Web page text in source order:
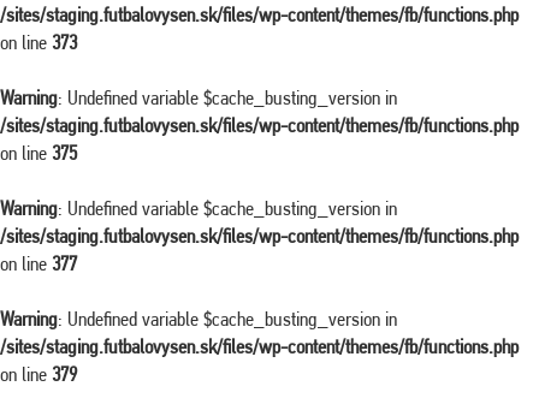
/sites/staging.futbalovysen.sk/files/wp-content/themes/fb/functions.php
on line 373
Warning: Undefined variable $cache_busting_version in
/sites/staging.futbalovysen.sk/files/wp-content/themes/fb/functions.php
on line 375
Warning: Undefined variable $cache_busting_version in
/sites/staging.futbalovysen.sk/files/wp-content/themes/fb/functions.php
on line 377
Warning: Undefined variable $cache_busting_version in
/sites/staging.futbalovysen.sk/files/wp-content/themes/fb/functions.php
on line 379